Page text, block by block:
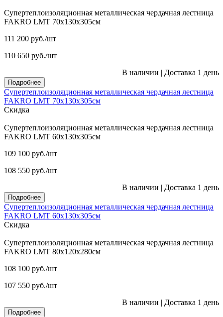
Супертеплоизоляционная металлическая чердачная лестница
FAKRO LMT 70х130х305см
111 200 руб./шт
110 650 руб./шт
В наличии | Доставка 1 день
Подробнее
Супертеплоизоляционная металлическая чердачная лестница
FAKRO LMT 70х130х305см
Скидка
Супертеплоизоляционная металлическая чердачная лестница
FAKRO LMT 60х130х305см
109 100 руб./шт
108 550 руб./шт
В наличии | Доставка 1 день
Подробнее
Супертеплоизоляционная металлическая чердачная лестница
FAKRO LMT 60х130х305см
Скидка
Супертеплоизоляционная металлическая чердачная лестница
FAKRO LMT 80х120х280см
108 100 руб./шт
107 550 руб./шт
В наличии | Доставка 1 день
Подробнее